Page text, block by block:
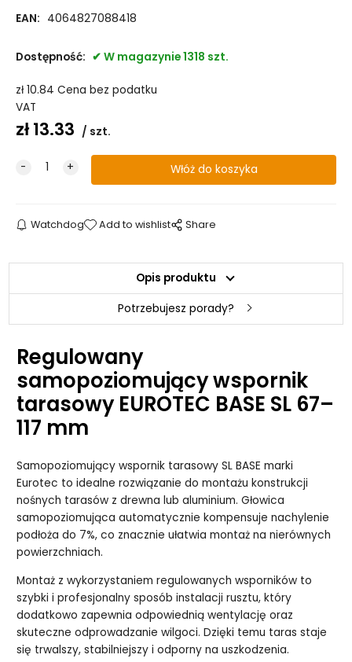
EAN: 4064827088418
Dostępność: W magazynie 1318 szt.
zł10.84 Cena bez podatku
VAT
zł13.33 szt.
Watchdog Add to wishlist Share
Opis produktu
Potrzebujesz porady?
Regulowany
samopoziomujący wspornik
tarasowy EUROTEC BASE SL 67–
117 mm
Samopoziomujący wspornik tarasowy SL BASE marki
Eurotec to idealne rozwiązanie do montażu konstrukcji
nośnych tarasów z drewna lub aluminium. Głowica
samopoziomująca automatycznie kompensuje nachylenie
podłoża do 7%, co znacznie ułatwia montaż na nierównych
powierzchniach.
Montaż z wykorzystaniem regulowanych wsporników to
szybki i profesjonalny sposób instalacji rusztu, który
dodatkowo zapewnia odpowiednią wentylację oraz
skuteczne odprowadzanie wilgoci. Dzięki temu taras staje
się trwalszy, stabilniejszy i odporny na uszkodzenia.